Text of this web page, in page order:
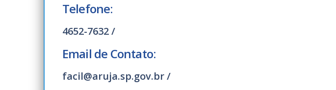
Telefone:
4652-7632 /
Email de Contato:
facil@aruja.sp.gov.br /